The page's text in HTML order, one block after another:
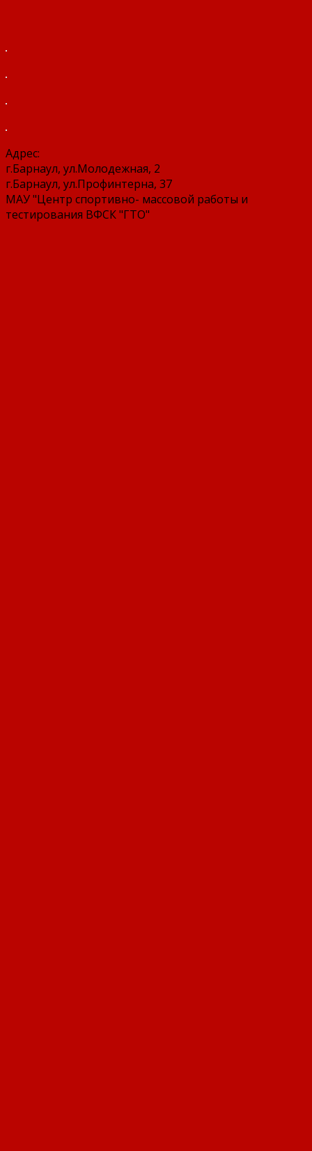
Адрес:
г.Барнаул, ул.Молодежная, 2
г.Барнаул, ул.Профинтерна, 37
МАУ "Центр спортивно- массовой работы и
тестирования ВФСК "ГТО"